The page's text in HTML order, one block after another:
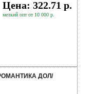
Цена: 322.71 р.
мелкий опт от 10 000 р.
ДОЛ/